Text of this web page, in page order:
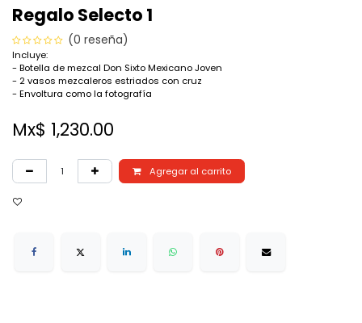
Regalo Selecto 1
(0 reseña)
Incluye:
- Botella de mezcal Don Sixto Mexicano Joven
- 2 vasos mezcaleros estriados con cruz
- Envoltura como la fotografía
Mx$ 1,230.00
Agregar al carrito